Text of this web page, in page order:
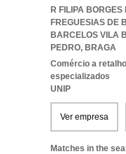
R FILIPA
FREGUESIAS DE
BARCELOS VILA
PEDRO, BRAGA
Comércio a
especializados
UNIP
Ver empresa
Matches in the